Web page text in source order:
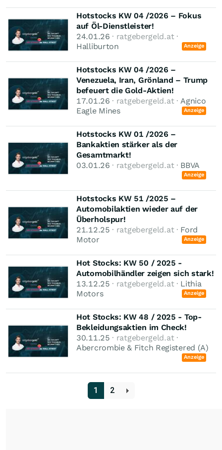
Hotstocks KW 04 /2026 – Fokus
auf Öl-Dienstleister!
24.01.26 · ratgebergeld.at ·
Halliburton
Anzeige
Hotstocks KW 04 /2026 –
Venezuela, Iran, Grönland – Trump
befeuert die Gold‑Aktien!
17.01.26 · ratgebergeld.at ·Agnico
Eagle Mines
Anzeige
Hotstocks KW 01 /2026 –
Bankaktien stärker als der
Gesamtmarkt!
03.01.26 · ratgebergeld.at · BBVA
Anzeige
Hotstocks KW 51 /2025 –
Automobilaktien wieder auf der
Überholspur!
21.12.25 · ratgebergeld.at · Ford
Motor
Anzeige
Hot Stocks: KW 50 / 2025 -
Automobilhändler zeigen sich stark!
13.12.25 · ratgebergeld.at · Lithia
Motors
Anzeige
Hot Stocks: KW 48 / 2025 - Top-
Bekleidungsaktien im Check!
30.11.25 · ratgebergeld.at ·
Abercrombie & Fitch Registered (A)
Anzeige
1 2